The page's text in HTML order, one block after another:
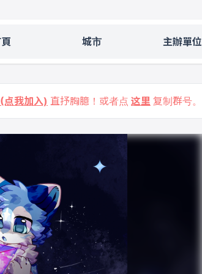
城市 主辦單位
我加入) 直抒胸臆！或者点 这里 复制群号。